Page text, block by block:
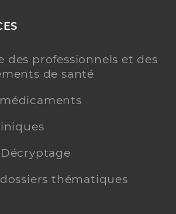
des professionnels et des
de santé
thématiques